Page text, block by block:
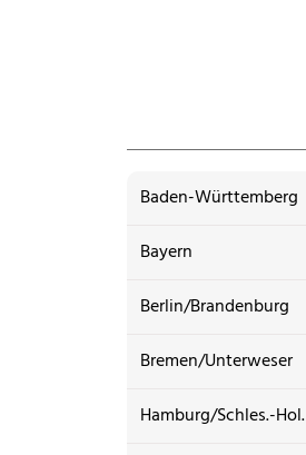
Baden-Württemberg
Bayern
Berlin/Brandenburg
Bremen/Unterweser
Hamburg/Schles.-Hol.